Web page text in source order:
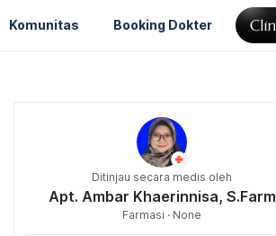
Komunitas Booking Dokter
Ditinjau secara medis oleh
Apt. Ambar Khaerinnisa, S.Farm
Farmasi · None